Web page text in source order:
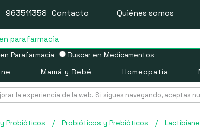
Parafarmacia Buscar en Medicamentos
963511358 Contacto Quiénes somos
Mamá y Bebé Homeopatía
la experiencia de la web. Si sigues navegando, aceptas
Probióticos / Probióticos y Prebióticos /